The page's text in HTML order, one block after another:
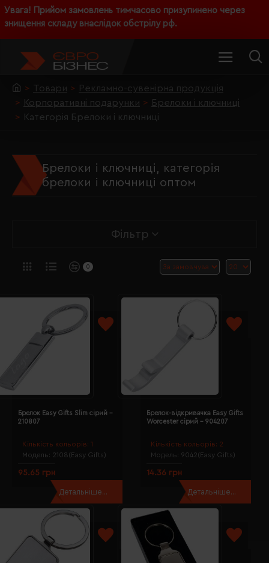
Увага! Прийом замовлень тимчасово призупинено через
знищення складу внаслідок обстрілу рф.
Товари
Рекламно-сувенірна продукція
Корпоративні подарунки
Брелоки і ключниці
Категорія Брелоки і ключниці
Брелоки і ключниці, категорія
брелоки і ключниці оптом
Фільтр
0
Кількість кольорів: 1
Модель: 2108(Easy Gifts)
Брелок Easy Gifts Slim сірий -
210807
95.65 грн
Детальніше...
Кількість кольорів: 2
Модель: 9042(Easy Gifts)
Брелок-відкривачка Easy Gifts
Worcester сірий - 904207
14.36 грн
Детальніше...